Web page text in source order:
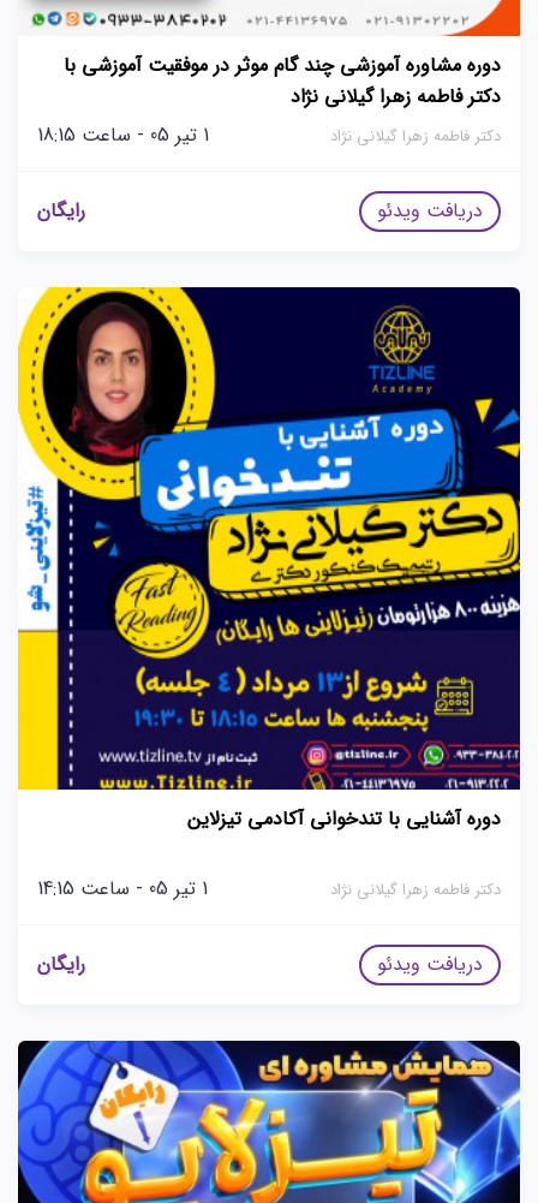
دوره مشاوره آموزشی چند گام موثر در موفقیت آموزشی با
دکتر فاطمه زهرا گیلانی نژاد
دکتر فاطمه زهرا گیلانی نژاد 1 تیر 05 - ساعت 18:15
دریافت ویدئو رایگان
دوره آشنایی با تندخوانی آکادمی تیزلاین
دکتر فاطمه زهرا گیلانی نژاد 1 تیر 05 - ساعت 14:15
دریافت ویدئو رایگان